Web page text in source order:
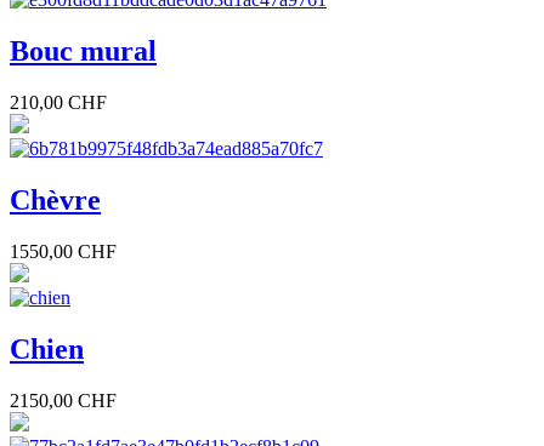
Bouc mural
210,00 CHF
Chèvre
1550,00 CHF
Chien
2150,00 CHF